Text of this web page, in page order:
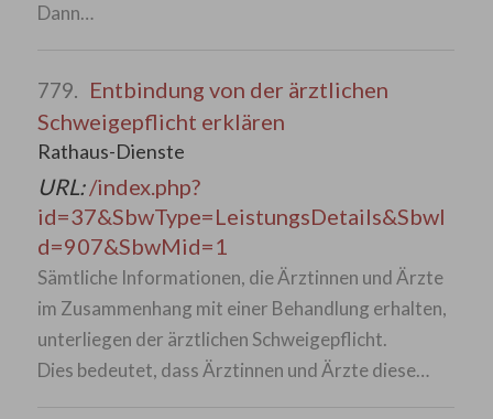
Dann…
779. Entbindung von der ärztlichen
Schweigepflicht erklären
Rathaus-Dienste
URL:/index.php?
id=37&SbwType=LeistungsDetails&SbwI
d=907&SbwMid=1
Sämtliche Informationen, die Ärztinnen und Ärzte
im Zusammenhang mit einer Behandlung erhalten,
unterliegen der ärztlichen Schweigepflicht.
Dies bedeutet, dass Ärztinnen und Ärzte diese…